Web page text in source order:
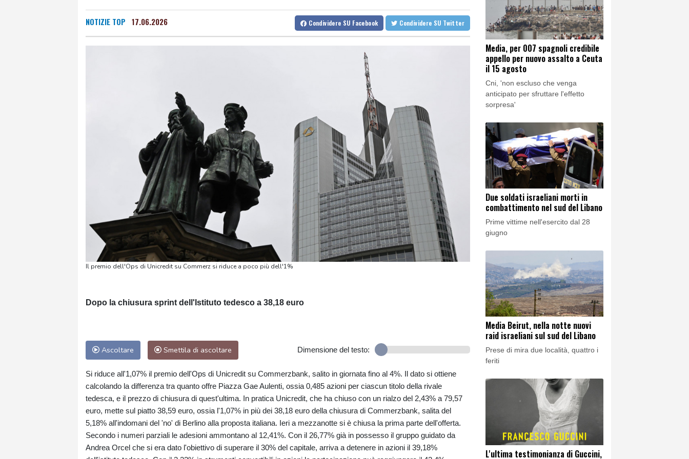
Gb: Bezzecchi "non credo di poter ripetere la vittoria del 2025"
Media Beirut, nella notte nuovi raid israeliani sul sud del Libano
Media Beirut, nella notte nuovi raid israeliani sul sud del Libano
L'ultima testimonianza di Guccini, 'le parole sono importanti, ci fanno imparare ad amare'
NOTIZIE TOP 17.06.2026 Condividere SU Facebook Condividere SU Twitter
Il premio dell'Ops di Unicredit su Commerz si riduce a poco più dell'1%
Dopo la chiusura sprint dell'Istituto tedesco a 38,18 euro
Ascoltare Smettila di ascoltare Dimensione del testo:
Si riduce all'1,07% il premio dell'Ops di Unicredit su Commerzbank, salito in giornata fino al 4%. Il dato si ottiene
calcolando la differenza tra quanto offre Piazza Gae Aulenti, ossia 0,485 azioni per ciascun titolo della rivale
tedesca, e il prezzo di chiusura di quest'ultima. In pratica Unicredit, che ha chiuso con un rialzo del 2,43% a 79,57
euro, mette sul piatto 38,59 euro, ossia l'1,07% in più dei 38,18 euro della chiusura di Commerzbank, salita del
5,18% all'indomani del 'no' di Berlino alla proposta italiana. Ieri a mezzanotte si è chiusa la prima parte dell'offerta.
Secondo i numeri parziali le adesioni ammontano al 12,41%. Con il 26,77% già in possesso il gruppo guidato da
Andrea Orcel che si era dato l'obiettivo di superare il 30% del capitale, arriva a detenere in azioni il 39,18%
Media, per 007 spagnoli credibile
appello per nuovo assalto a Ceuta
il 15 agosto
Cni, 'non escluso che venga
anticipato per sfruttare l'effetto
sorpresa'
Due soldati israeliani morti in
combattimento nel sud del Libano
Prime vittime nell'esercito dal 28
giugno
Media Beirut, nella notte nuovi
raid israeliani sul sud del Libano
Prese di mira due località, quattro i
feriti
L'ultima testimonianza di Guccini,